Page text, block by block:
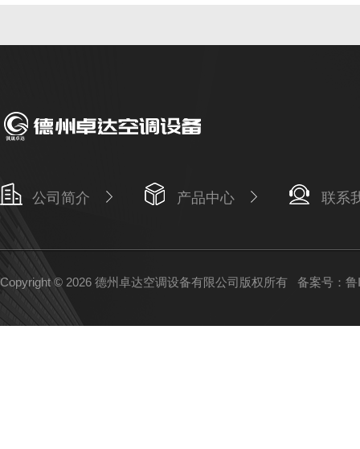
公司简介 产品中心 联系
Copyright © 2026 德州卓达空调设备有限公司版权所有 备案号：